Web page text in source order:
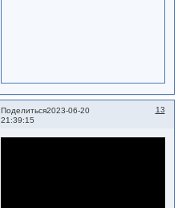
Поделиться 13
2023-06-20
21:39:15